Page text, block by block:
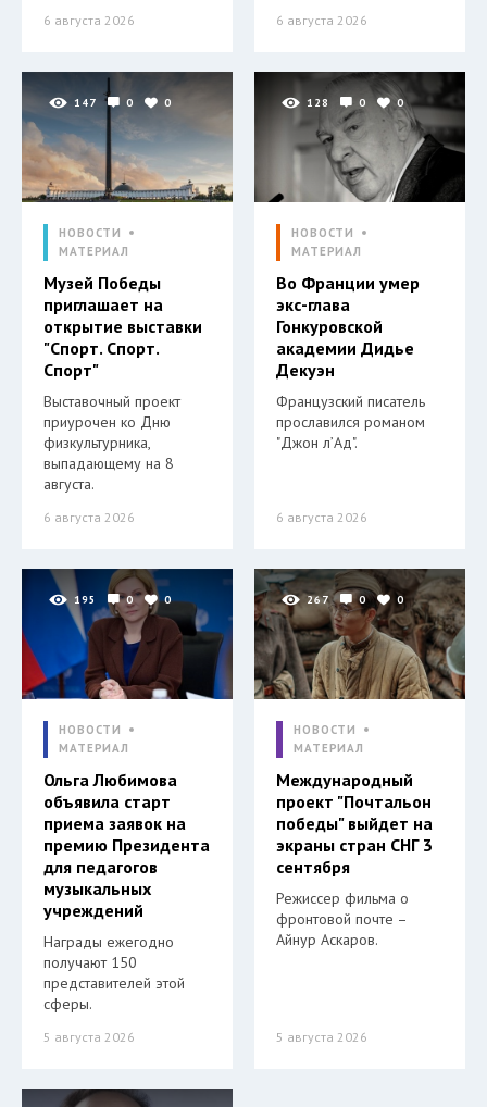
6 августа 2026 6 августа 2026
147 0 0
НОВОСТИ
МАТЕРИАЛ
Музей Победы
приглашает на
открытие выставки
"Спорт. Спорт.
Спорт"
Выставочный проект
приурочен ко Дню
физкультурника,
выпадающему на 8
августа.
6 августа 2026
128 0 0
НОВОСТИ
МАТЕРИАЛ
Во Франции умер
экс-глава
Гонкуровской
академии Дидье
Декуэн
Французский писатель
прославился романом
"Джон л’Ад".
6 августа 2026
195 0 0
НОВОСТИ
МАТЕРИАЛ
Ольга Любимова
объявила старт
приема заявок на
премию Президента
для педагогов
музыкальных
учреждений
Награды ежегодно
получают 150
представителей этой
сферы.
5 августа 2026
267 0 0
НОВОСТИ
МАТЕРИАЛ
Международный
проект "Почтальон
победы" выйдет на
экраны стран СНГ 3
сентября
Режиссер фильма о
фронтовой почте –
Айнур Аскаров.
5 августа 2026